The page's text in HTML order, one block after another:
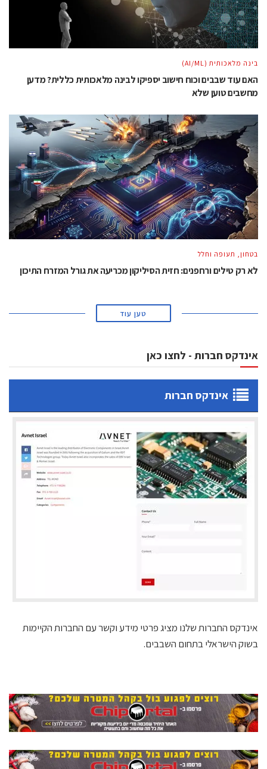
בינה מלאכותית (AI/ML)
האם עוד שבבים וכוח חישוב יספיקו לבינה מלאכותית כללית? מדען
מחשבים טוען שלא
בטחון, תעופה וחלל
לא רק טילים ורחפנים: חזית הסיליקון מכריעה את גורל המזרח התיכון
טען עוד
אינדקס חברות - לחצו כאן
אינדקס חברות
אינדקס החברות שלנו מציג פרטי מידע וקשר עם החברות הקיימות
בשוק הישראלי בתחום השבבים.